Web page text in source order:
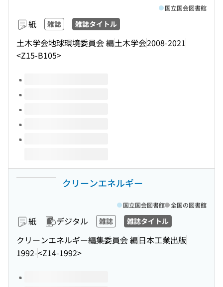
紙 雑誌 雑誌タイトル
土木学会地球環境委員会 編土木学会2008-2021
<Z15-B105>
国立国会図書館
このタイトルの巻号
クリーンエネルギー
紙 デジタル 雑誌 雑誌タイトル
クリーンエネルギー編集委員会 編日本工業出版
1992-<Z14-1992>
国立国会図書館 全国の図書館
このタイトルの巻号